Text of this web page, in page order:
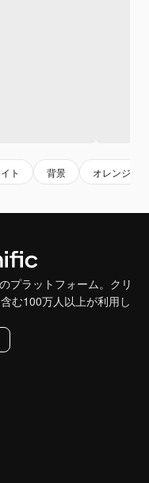
ト 背景 オレンジ
プラットフォーム。クリ
む100万人以上が利用し